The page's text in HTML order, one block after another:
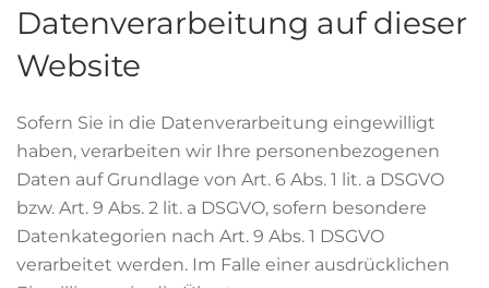
Datenverarbeitung auf dieser
Website
Sofern Sie in die Datenverarbeitung eingewilligt
haben, verarbeiten wir Ihre personenbezogenen
Daten auf Grundlage von Art. 6 Abs. 1 lit. a DSGVO
bzw. Art. 9 Abs. 2 lit. a DSGVO, sofern besondere
Datenkategorien nach Art. 9 Abs. 1 DSGVO
verarbeitet werden. Im Falle einer ausdrücklichen